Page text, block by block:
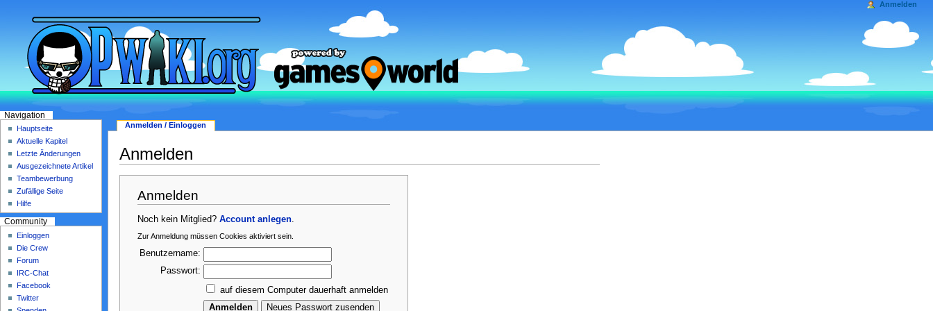
Anmelden
Anmelden
Noch kein Mitglied?Account anlegen
Zur Anmeldung müssen Cookies aktiviert sein.
Benutzername:
Passwort:
auf diesem Computer dauerhaft anmelden
Anmelden / Einloggen
Anmelden
Navigation
Hauptseite
Aktuelle Kapitel
Letzte Änderungen
Ausgezeichnete Artikel
Teambewerbung
Zufällige Seite
Hilfe
Community
Einloggen
Die Crew
Forum
IRC-Chat
Facebook
Twitter